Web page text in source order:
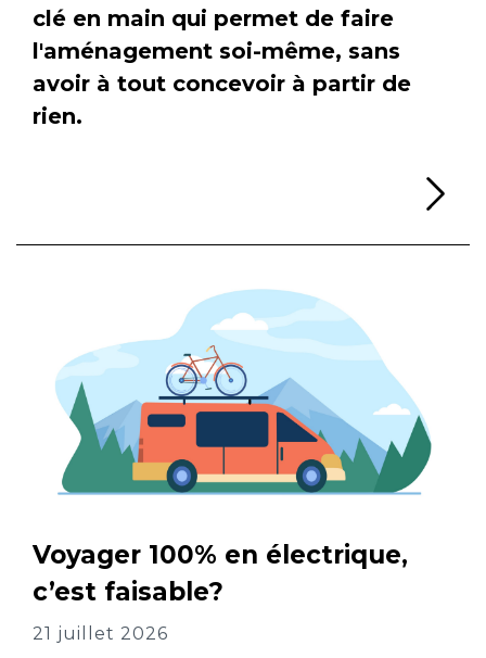
clé en main qui permet de faire
l'aménagement soi-même, sans
avoir à tout concevoir à partir de
rien.
Voyager 100% en électrique,
c’est faisable?
21 juillet 2026